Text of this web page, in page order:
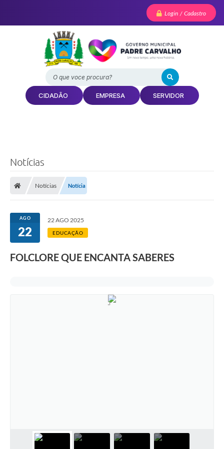
Login / Cadastro
O que voce procura?
CIDADÃO EMPRESA SERVIDOR
Notícias
Notícias Notícia
AGO
22
22 AGO 2025
EDUCAÇÃO
FOLCLORE QUE ENCANTA SABERES